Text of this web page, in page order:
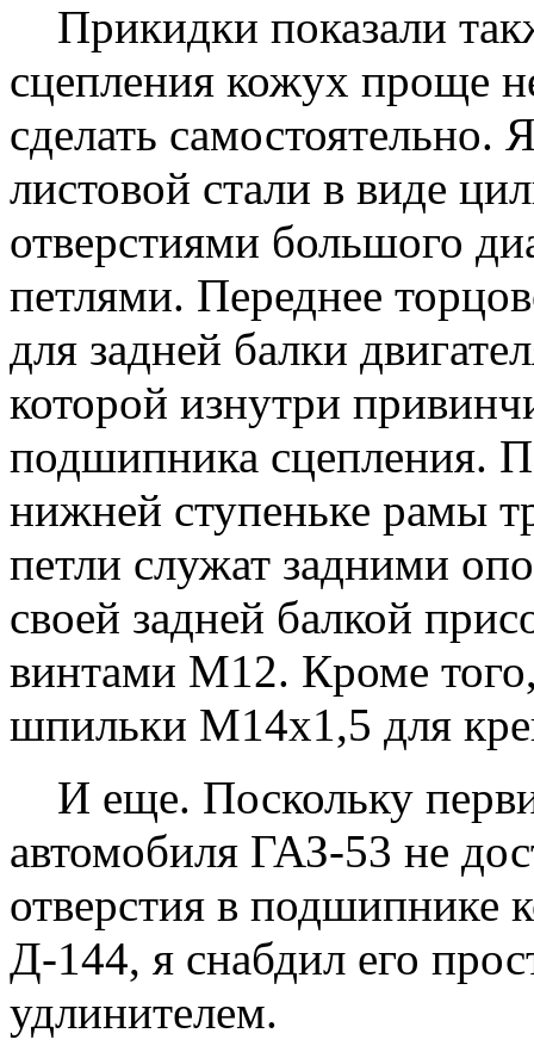
Прикидки показали
сцепления кожух проще
сделать самостоятельно.
листовой стали в виде
отверстиями большого
петлями. Переднее
для задней балки
которой изнутри
подшипника сцепления.
нижней ступеньке рамы
петли служат задними
своей задней балкой
винтами М12. Кроме
шпильки М14x1,5 для
И еще. Поскольку
автомобиля ГАЗ-53 не
отверстия в подшипнике
Д-144, я снабдил его
удлинителем.